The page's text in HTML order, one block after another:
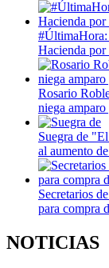
#ÚltimaHora:
Hacienda
Rosario
niega
Suegra de
al aumento
Secretarios
para compra
NOTICIAS